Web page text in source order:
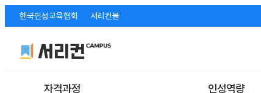
한국인성교육협회 서리컨몰
자격과정 인성역량